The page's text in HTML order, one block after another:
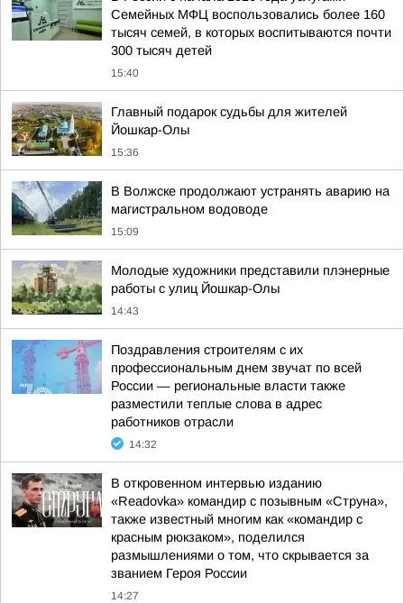
Семейных МФЦ воспользовались более 160
тысяч семей, в которых воспитываются почти
300 тысяч детей
15:40
Главный подарок судьбы для жителей
Йошкар-Олы
15:36
В Волжске продолжают устранять аварию на
магистральном водоводе
15:09
Молодые художники представили плэнерные
работы с улиц Йошкар-Олы
14:43
Поздравления строителям с их
профессиональным днем звучат по всей
России — региональные власти также
разместили теплые слова в адрес
работников отрасли
14:32
В откровенном интервью изданию
«Readovka» командир с позывным «Струна»,
также известный многим как «командир с
красным рюкзаком», поделился
размышлениями о том, что скрывается за
званием Героя России
14:27